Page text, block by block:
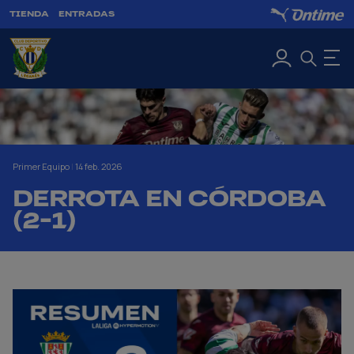
TIENDA ENTRADAS
Primer Equipo | 14 feb. 2026
DERROTA EN CÓRDOBA
(2-1)